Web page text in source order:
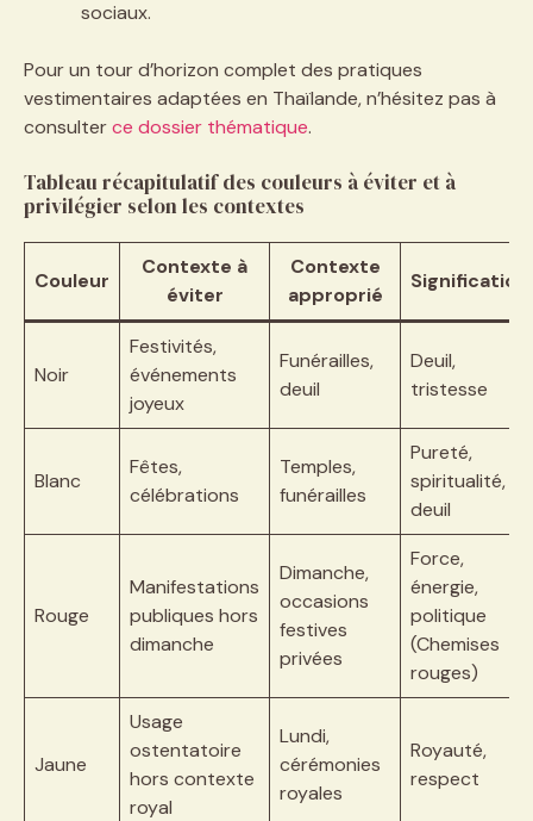
sociaux.
Pour un tour d’horizon complet des pratiques
vestimentaires adaptées en Thaïlande, n’hésitez pas à
consulterce dossier thématique.
Tableau récapitulatif des couleurs à éviter et à
privilégier selon les contextes
Couleur
Contexte à
éviter
Contexte
approprié
Signification
Noir
Festivités,
événements
joyeux
Funérailles,
deuil
Deuil,
tristesse
Blanc
Fêtes,
célébrations
Temples,
funérailles
Pureté,
spiritualité,
deuil
Rouge
Manifestations
publiques hors
dimanche
Dimanche,
occasions
festives
privées
Force,
énergie,
politique
(Chemises
rouges)
Jaune
Usage
ostentatoire
hors contexte
royal
Lundi,
cérémonies
royales
Royauté,
respect